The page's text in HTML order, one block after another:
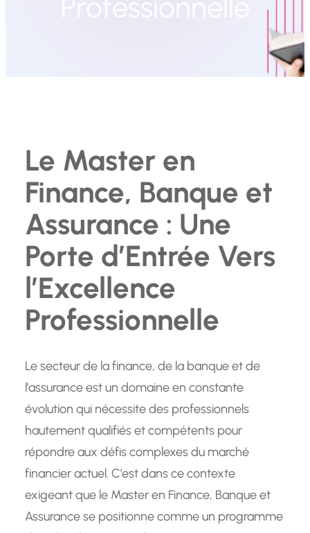
Le Master en
Finance, Banque et
Assurance : Une
Porte d’Entrée Vers
l’Excellence
Professionnelle
Le secteur de la finance, de la banque et de
l’assurance est un domaine en constante
évolution qui nécessite des professionnels
hautement qualifiés et compétents pour
répondre aux défis complexes du marché
financier actuel. C’est dans ce contexte
exigeant que le Master en Finance, Banque et
Assurance se positionne comme un programme